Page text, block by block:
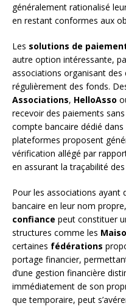
généralement rationalisé
en restant conformes aux
Les solutions de
autre option intéressante,
associations organisant
régulièrement des fonds.
Associations, HelloAsso
recevoir des paiements
compte bancaire dédié
plateformes proposent
vérification allégé par
en assurant la traçabilité
Pour les associations ayant
bancaire en leur nom
confiance peut constituer
structures comme les
certaines fédérations
portage financier,
d’une gestion financière
immédiatement de son
que temporaire, peut